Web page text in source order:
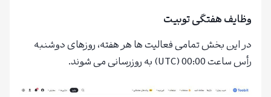
وظایف هفتگی توبیت
در این بخش تمامی فعالیت ها هر هفته، روزهای دوشنبه
رأس ساعت 00:00 (UTC) به روزرسانی می شوند.